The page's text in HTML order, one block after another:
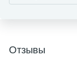
Отзывы